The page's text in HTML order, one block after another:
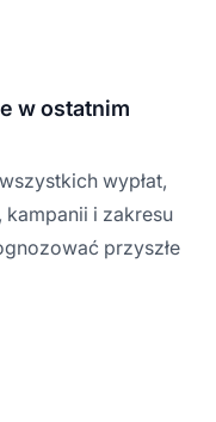
w ostatnim
wypłat,
kampanii i zakresu
przyszłe